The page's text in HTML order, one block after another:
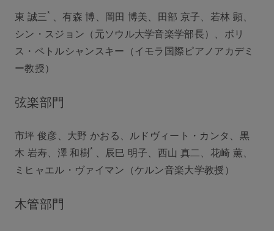
東 誠三*
、有森 博、岡田 博美、田部 京子、若林 顕、
シン・スジョン（元ソウル大学音楽学部長）、ボリ
ス・ペトルシャンスキー（イモラ国際ピアノアカデミ
ー教授）
弦楽部門
市坪 俊彦、大野 かおる、ルドヴィート・カンタ、黒
木 岩寿、澤 和樹*
、辰巳 明子、西山 真二、花崎 薫、
ミヒャエル・ヴァイマン（ケルン音楽大学教授）
木管部門